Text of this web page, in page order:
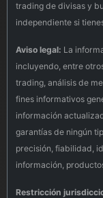
trading de divisas y
independiente si
Aviso legal: La
incluyendo, entre
trading, análisis de
fines informativos
información
garantías de ningún
precisión, fiabilidad,
información,
Restricción